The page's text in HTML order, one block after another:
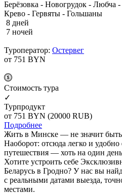
Берёзовка - Новогрудок -
Крево - Гервяты - Гольшаны
8 дней
7 ночей
Туроператор: Остервег
от 751 BYN
Cтоимость тура
✓
Турпродукт
от 751 BYN (20000 RUB)
Подробнее
Жить в Минске — не значит
Наоборот: отсюда легко и
путешествия — хоть на один
Хотите устроить себе
Беларусь в Гродно? У нас вы
с реальными датами выезда,
местами.